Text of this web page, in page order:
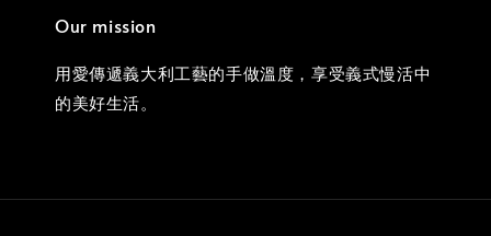
Our mission
用愛傳遞義大利工藝的手做溫度，享受義式慢活中
的美好生活。